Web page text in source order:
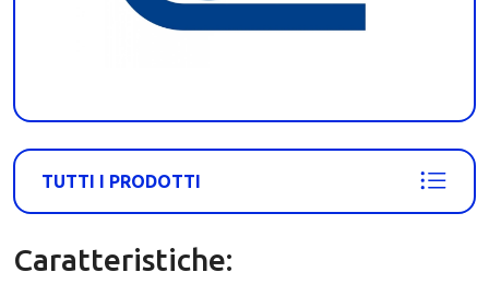
TUTTI I PRODOTTI
Caratteristiche: